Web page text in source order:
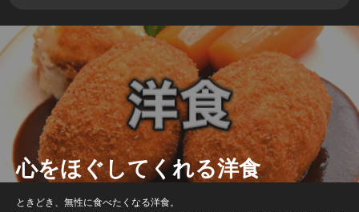
心をほぐしてくれる洋食
ときどき、無性に食べたくなる洋食。